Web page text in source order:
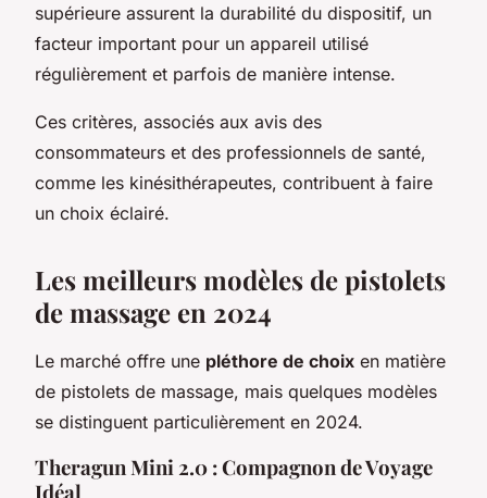
supérieure assurent la durabilité du dispositif, un
facteur important pour un appareil utilisé
régulièrement et parfois de manière intense.
Ces critères, associés aux avis des
consommateurs et des professionnels de santé,
comme les kinésithérapeutes, contribuent à faire
un choix éclairé.
Les meilleurs modèles de pistolets
de massage en 2024
Le marché offre une pléthore de choix en matière
de pistolets de massage, mais quelques modèles
se distinguent particulièrement en 2024.
Theragun Mini 2.0 : Compagnon de Voyage
Idéal